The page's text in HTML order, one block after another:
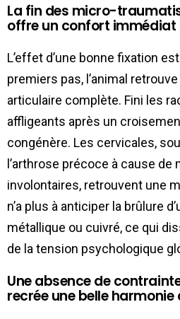
La fin des micro-
offre un confort
L’effet d’une bonne fixation
premiers pas, l’animal
articulaire complète. Fini les
affligeants après un
congénère. Les cervicales,
l’arthrose précoce à cause
involontaires, retrouvent une
n’a plus à anticiper la brûlure
métallique ou cuivré, ce qui
de la tension psychologique
Une absence de
recrée une belle